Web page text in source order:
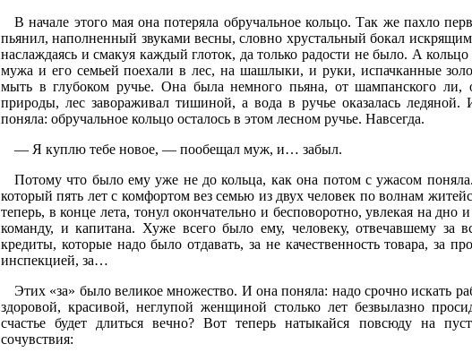
В начале этого мая она потеряла обручальное кольцо. Так же пахло
пьянил, наполненный звуками весны, словно хрустальный бокал
наслаждаясь и смакуя каждый глоток, да только радости не было. А кольцо
мужа и его семьей поехали в лес, на шашлыки, и руки, испачканные
мыть в глубоком ручье. Она была немного пьяна, от шампанского ли,
природы, лес завораживал тишиной, а вода в ручье оказалась
поняла: обручальное кольцо осталось в этом лесном ручье. Навсегда.
— Я куплю тебе новое, — пообещал муж, и… забыл.
Потому что было ему уже не до кольца, как она потом с ужасом
который пять лет с комфортом вез семью из двух человек по волнам
теперь, в конце лета, тонул окончательно и бесповоротно, увлекая на
команду, и капитана. Хуже всего было ему, человеку, отвечавшему за
кредиты, которые надо было отдавать, за не качественность товара, за
инспекцией, за…
Этих «за» было великое множество. И она поняла: надо срочно искать
здоровой, красивой, неглупой женщиной столько лет безвылазно
счастье будет длиться вечно? Вот теперь натыкайся повсюду на
сочувствия: